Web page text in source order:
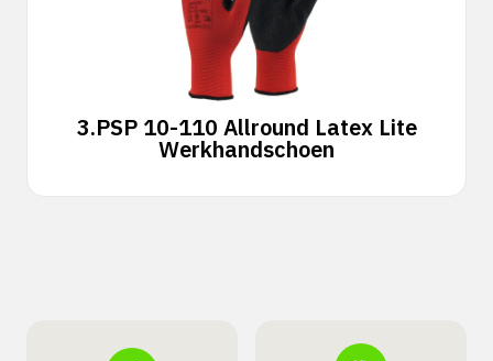
3.PSP 10-110 Allround Latex Lite
Werkhandschoen